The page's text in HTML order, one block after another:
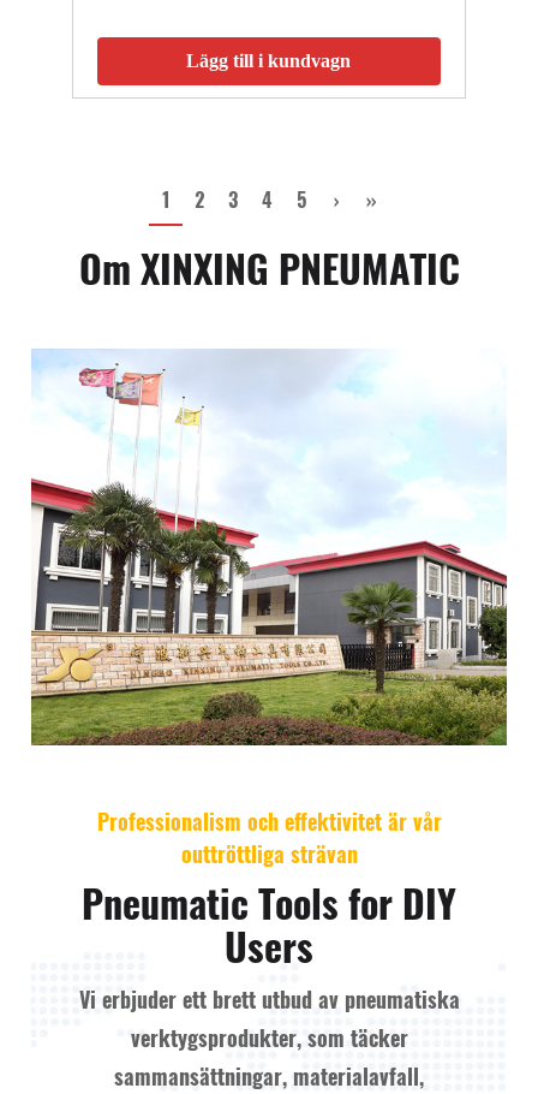
Lägg till i kundvagn
1 2 3 4 5 › ››
Om XINXING PNEUMATIC
Professionalism och effektivitet är vår
outtröttliga strävan
Pneumatic Tools for DIY
Users
Vi erbjuder ett brett utbud av pneumatiska
verktygsprodukter, som täcker
sammansättningar, materialavfall,